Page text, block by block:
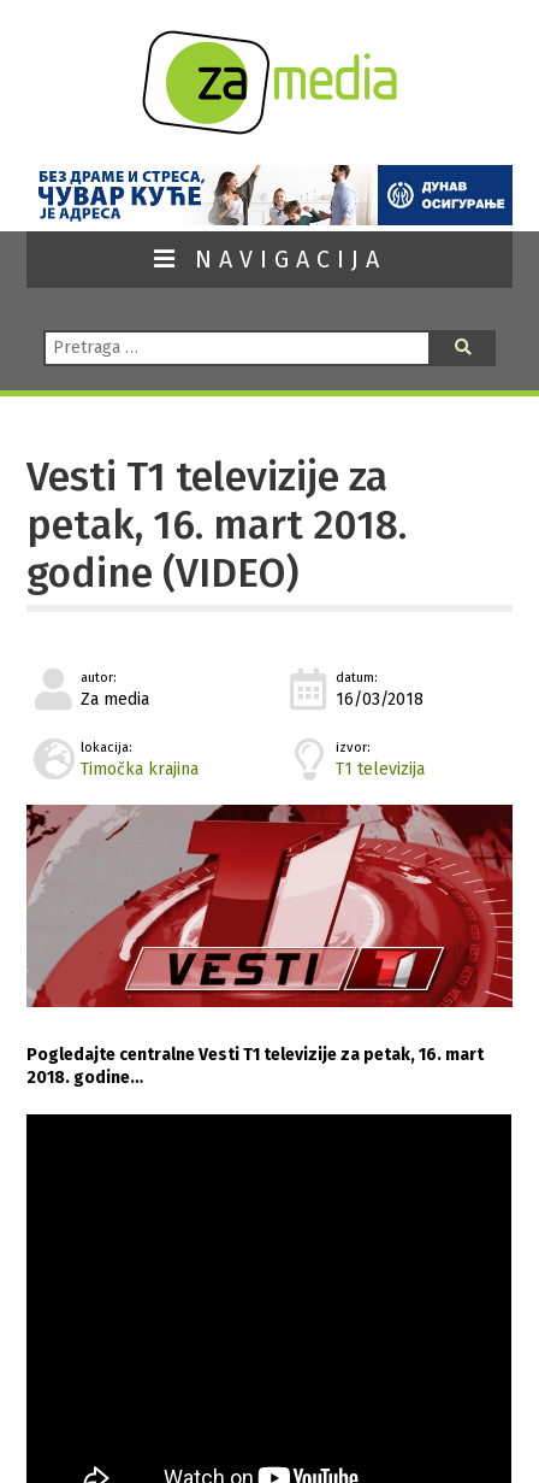
NAVIGACIJA
Pretraga:
Vesti T1 televizije za
petak, 16. mart 2018.
godine (VIDEO)
autor:
Za media
datum:
16/03/2018
lokacija:
Timočka krajina
izvor:
T1 televizija
Pogledajte centralne Vesti T1 televizije za petak, 16. mart
2018. godine…